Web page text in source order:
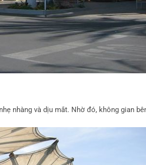
nhàng và dịu mắt. Nhờ đó, không gian